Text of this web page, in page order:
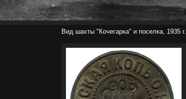
Вид шахты "Кочегарка" и поселка, 1935 г.